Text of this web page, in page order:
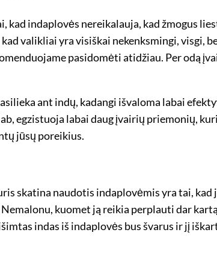
kad indaplovės nereikalauja, kad žmogus
valikliai yra visiškai nekenksmingi, visgi,
pasidomėti atidžiau. Per odą
ant indų, kadangi išvaloma labai
egzistuoja labai daug įvairių priemonių,
jūsų poreikius.
skatina naudotis indaplovėmis yra tai,
kuomet ją reikia perplauti dar
indas iš indaplovės bus švarus ir jį